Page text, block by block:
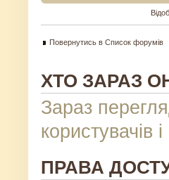
Повернутись в Список форумів
ХТО ЗАРАЗ
Зараз
користувачів і
ПРАВА